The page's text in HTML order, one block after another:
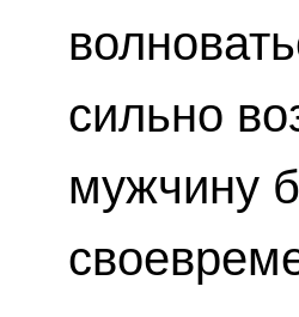
сильно
мужчину